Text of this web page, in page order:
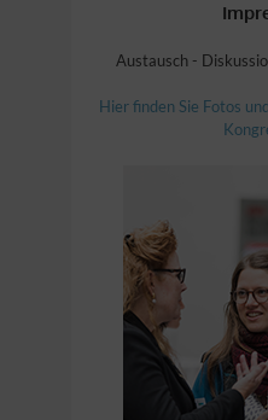
Austausch -
Hier finden Sie Fotos